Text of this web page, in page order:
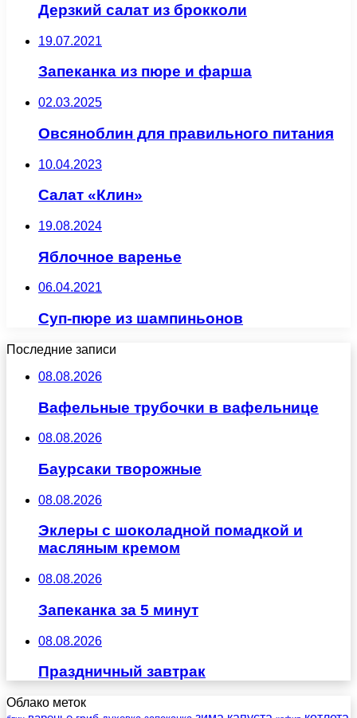
Дерзкий салат из брокколи
19.07.2021
Запеканка из пюре и фарша
02.03.2025
Овсяноблин для правильного питания
10.04.2023
Салат «Клин»
19.08.2024
Яблочное варенье
06.04.2021
Суп-пюре из шампиньонов
Последние записи
08.08.2026
Вафельные трубочки в вафельнице
08.08.2026
Баурсаки творожные
08.08.2026
Эклеры с шоколадной помадкой и
масляным кремом
08.08.2026
Запеканка за 5 минут
08.08.2026
Праздничный завтрак
Облако меток